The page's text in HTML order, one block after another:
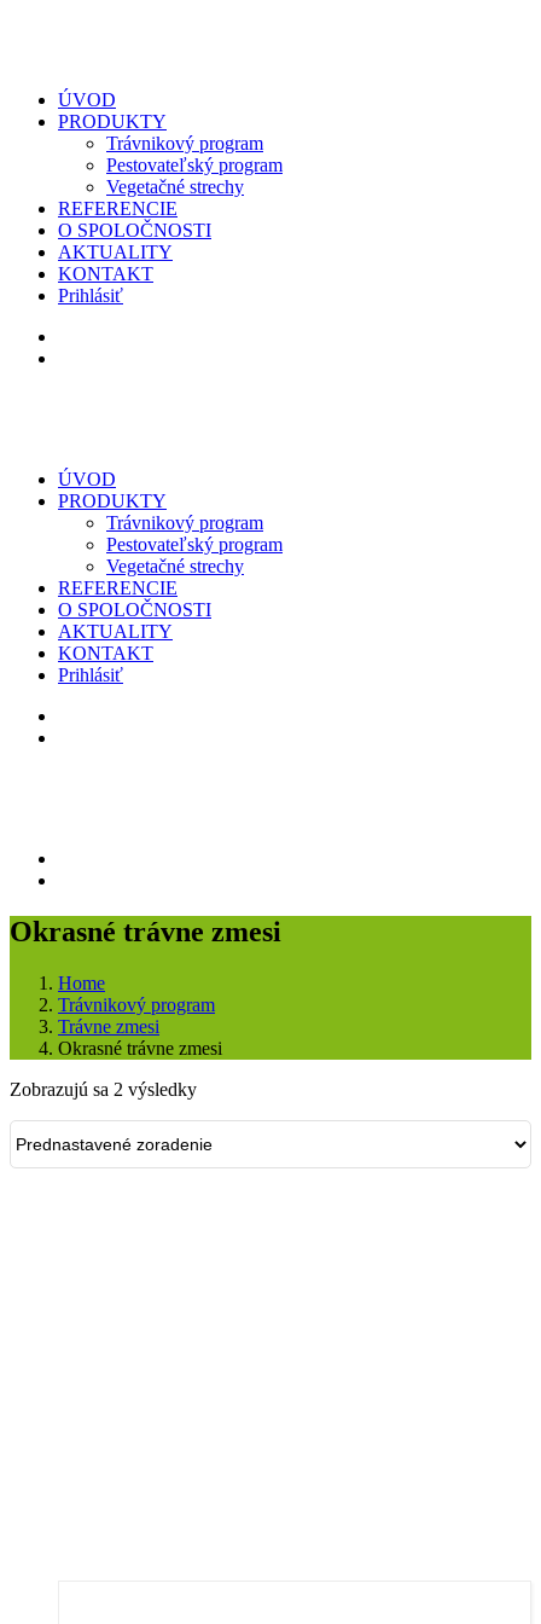
ÚVOD
PRODUKTY
Trávnikový program
Pestovateľský program
Vegetačné strechy
REFERENCIE
O SPOLOČNOSTI
AKTUALITY
KONTAKT
Prihlásiť
ÚVOD
PRODUKTY
Trávnikový program
Pestovateľský program
Vegetačné strechy
REFERENCIE
O SPOLOČNOSTI
AKTUALITY
KONTAKT
Prihlásiť
Okrasné trávne zmesi
Home
Trávnikový program
Trávne zmesi
Okrasné trávne zmesi
Zobrazujú sa 2 výsledky